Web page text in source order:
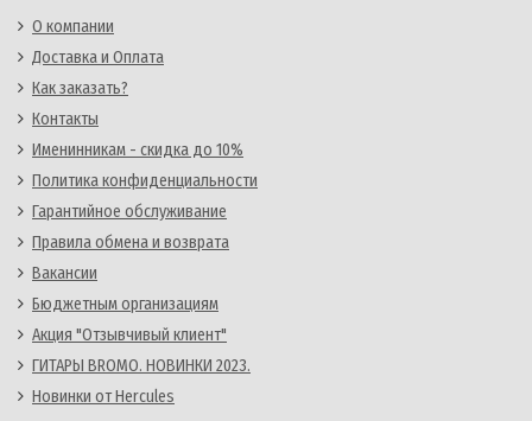
О компании
Доставка и Оплата
Как заказать?
Контакты
Именинникам - скидка до 10%
Политика конфиденциальности
Гарантийное обслуживание
Правила обмена и возврата
Вакансии
Бюджетным организациям
Акция "Отзывчивый клиент"
ГИТАРЫ BROMO. НОВИНКИ 2023.
Новинки от Hercules